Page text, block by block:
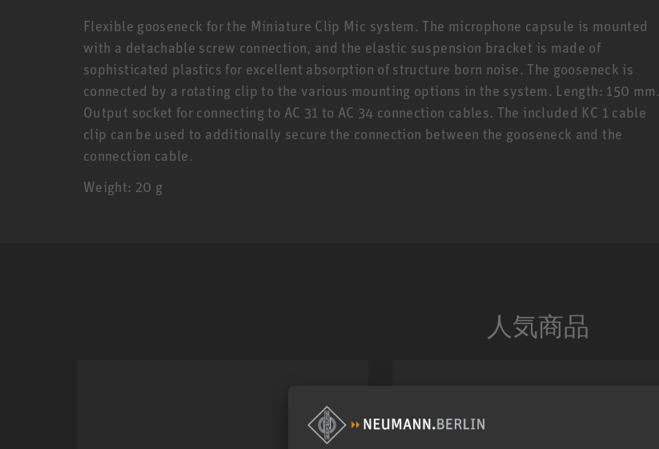
Flexible gooseneck for the Miniature Clip Mic system. The microphone capsule is mounted
with a detachable screw connection, and the elastic suspension bracket is made of
sophisticated plastics for excellent absorption of structure born noise. The gooseneck is
connected by a rotating clip to the various mounting options in the system. Length: 150 mm.
Output socket for connecting to AC 31 to AC 34 connection cables. The included KC 1 cable
clip can be used to additionally secure the connection between the gooseneck and the
connection cable.
Weight: 20 g
人気商品